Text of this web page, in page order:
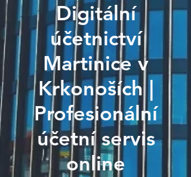
Digitální
účetnictví
Martinice v
Krkonoších |
Profesionální
účetní servis
online